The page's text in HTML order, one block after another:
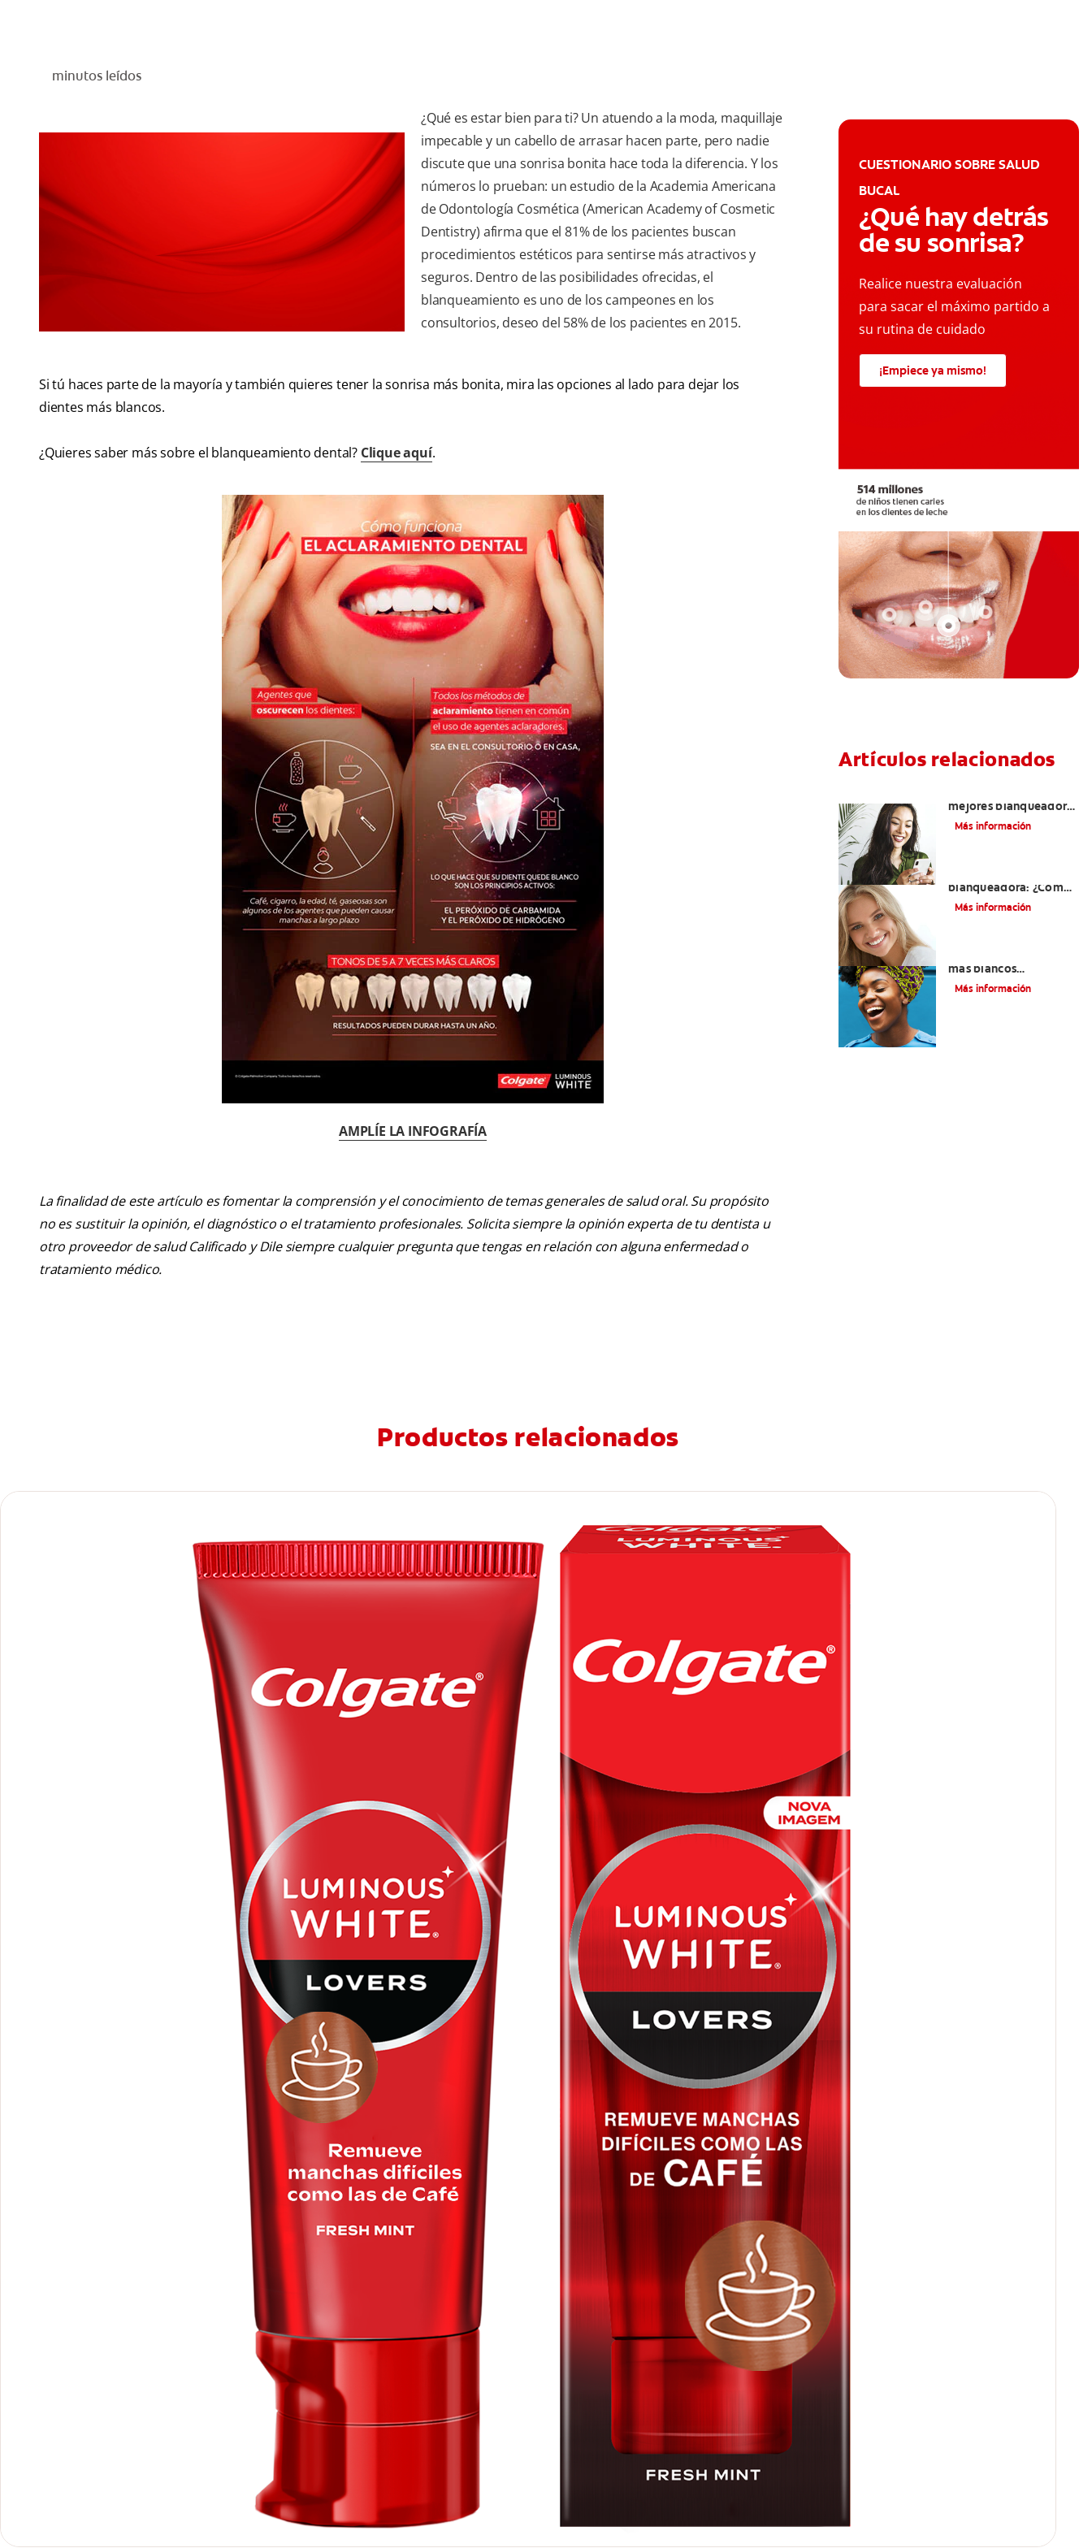
minutos leídos
¿Qué es estar bien para ti? Un atuendo a la moda, maquillaje
impecable y un cabello de arrasar hacen parte, pero nadie
discute que una sonrisa bonita hace toda la diferencia. Y los
números lo prueban: un estudio de la Academia Americana
de Odontología Cosmética (American Academy of Cosmetic
Dentistry) afirma que el 81% de los pacientes buscan
procedimientos estéticos para sentirse más atractivos y
seguros. Dentro de las posibilidades ofrecidas, el
blanqueamiento es uno de los campeones en los
consultorios, deseo del 58% de los pacientes en 2015.
Si tú haces parte de la mayoría y también quieres tener la sonrisa más bonita, mira las opciones al lado para dejar los
dientes más blancos.
¿Quieres saber más sobre el blanqueamiento dental? Clique aquí.
AMPLÍE LA INFOGRAFÍA
La finalidad de este artículo es fomentar la comprensión y el conocimiento de temas generales de salud oral. Su propósito
no es sustituir la opinión, el diagnóstico o el tratamiento profesionales. Solicita siempre la opinión experta de tu dentista u
otro proveedor de salud Calificado y Dile siempre cualquier pregunta que tengas en relación con alguna enfermedad o
tratamiento médico.
CUESTIONARIO SOBRE SALUD
BUCAL
¿Qué hay detrás
de su sonrisa?
Realice nuestra evaluación
para sacar el máximo partido a
su rutina de cuidado
¡Empiece ya mismo!
Artículos relacionados
mejores blanqueadores
de dientes?
Más información
blanqueadora: ¿Cómo
funciona?
Más información
más blancos
consumiendo los
Más información
Productos relacionados